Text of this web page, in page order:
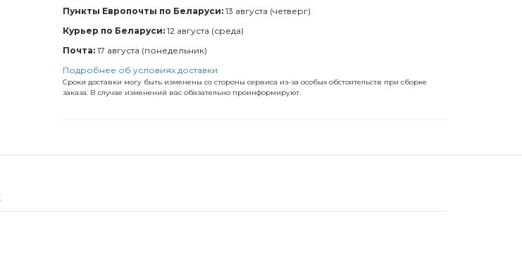
Пункты Европочты по Беларуси: 13 августа (четверг)
Курьер по Беларуси: 12 августа (среда)
Почта: 17 августа (понедельник)
Подробнее об условиях доставки
Сроки доставки могу быть изменены со стороны сервиса из-за особых обстоятельств при сборке
заказа. В случае изменений вас обязательно проинформируют.